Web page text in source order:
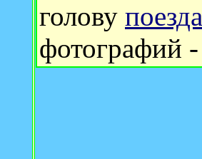
голову
фотографий